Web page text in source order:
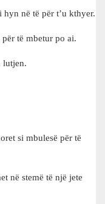
në të për t’u kthyer.
të mbetur po ai.
lutjen.
si mbulesë për të
në stemë të një jete